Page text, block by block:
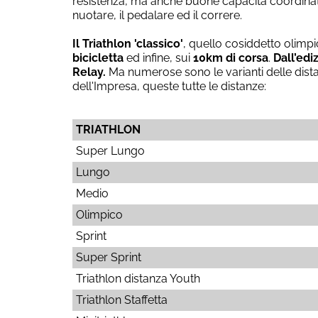
nuotare, il pedalare ed il correre.
Il Triathlon 'classico', quello cosiddetto
bicicletta ed infine, sui 10km di corsa.
Relay. Ma numerose sono le varianti delle
dell'Impresa, queste tutte le distanze:
TRIATHLON
Super Lungo
Lungo
Medio
Olimpico
Sprint
Super Sprint
Triathlon distanza Youth
Triathlon Staffetta